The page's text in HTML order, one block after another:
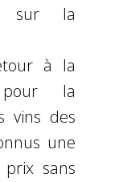
sur la
à la
pour la
vins des
une
sans